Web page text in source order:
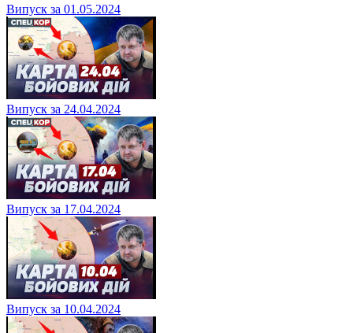
Випуск за 01.05.2024
Випуск за 24.04.2024
Випуск за 17.04.2024
Випуск за 10.04.2024